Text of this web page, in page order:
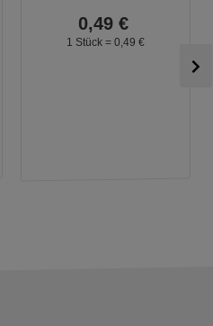
0,49 €
1 Stück = 0, 49 €